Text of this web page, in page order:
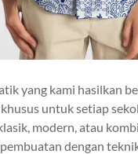
yang kami hasilkan
untuk setiap
modern, atau
dengan